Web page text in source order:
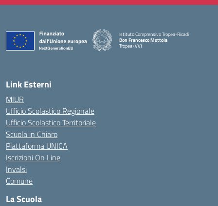
Istituto Comprensivo Tropea-Ricadi
Don Francesco Mottola
Tropea (VV)
— Visita la pagina iniziale della scuola
Link Esterni
MIUR
Ufficio Scolastico Regionale
Ufficio Scolastico Territoriale
Scuola in Chiaro
Piattaforma UNICA
Iscrizioni On Line
Invalsi
Comune
La Scuola